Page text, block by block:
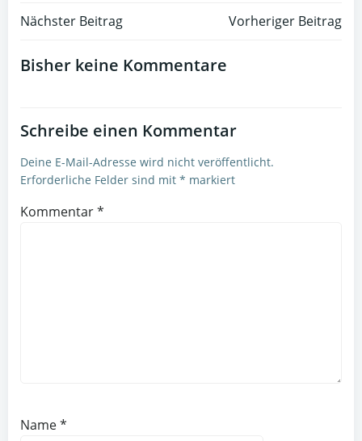
Post
navigation
Nächster Beitrag
Post
navigation
Vorheriger Beitrag
Bisher keine Kommentare
Schreibe einen Kommentar
Deine E-Mail-Adresse wird nicht veröffentlicht.
Erforderliche Felder sind mit * markiert
Kommentar*
Name*